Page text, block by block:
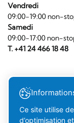
Vendredi
09:00-19:00 non-
Samedi
09:00-17:00 non-
T. +41 24 466 18 48
Ce site utilise
d’optimisation